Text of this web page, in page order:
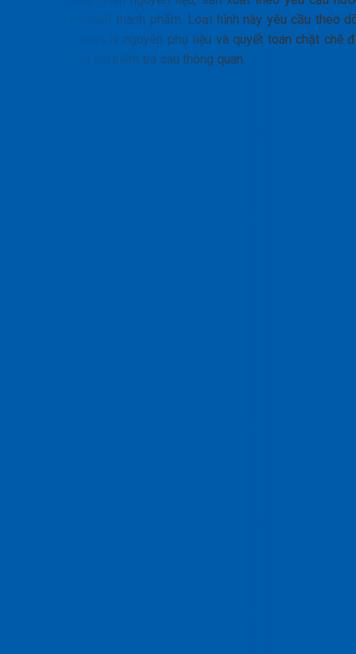
ngoài và tái xuất thành phẩm. Loại hình này yêu cầu theo
định mức, quản lý nguyên phụ liệu và quyết toán chặt chẽ
tránh sai lệch khi kiểm tra sau thông quan.